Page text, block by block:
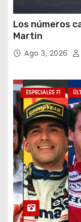
Los números
Martin
Ago 3, 2026
ESPECIALES F1